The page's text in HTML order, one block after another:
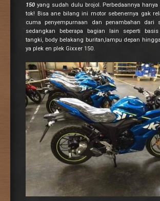
150 yang sudah dulu brojol. Perbedaannya
tok! Bisa ane bilang ini motor sebenernya gak
cuma penyempurnaan dan penambahan dari
sedangkan beberapa bagian lain seperti
tangki, body belakang buritan,lampu depan
ya plek en plek Gixxer 150.